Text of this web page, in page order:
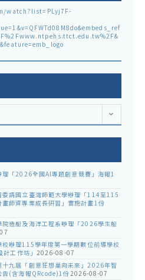
watch?list=PLyj7F-
理「2026全國AI專題創意競賽」海報1
委請國立臺灣師範大學辦理「114至115
師資專業成長研習」實施計畫1份
院造船及海洋工程系辦理「2026學生船
辦理115學年度第一學期數位前導學校
工作坊」 2026-08-07
十九屆「創意狂想巢向未來」2026年智
告(含海報QRcode)1份2026-08-07